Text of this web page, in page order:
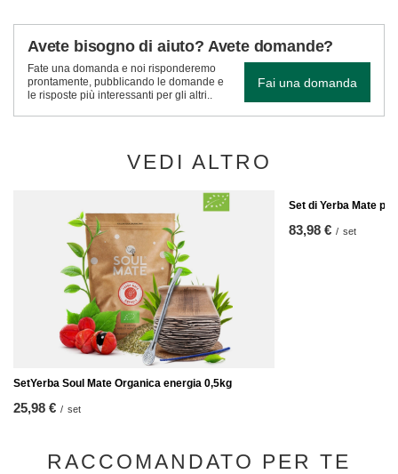
Avete bisogno di aiuto? Avete domande?
Fate una domanda e noi risponderemo
prontamente, pubblicando le domande e
le risposte più interessanti per gli altri..
Fai una domanda
VEDI ALTRO
SetYerba Soul Mate Organica energia 0,5kg
25,98 € / set
Set di Yerba Mate
83,98 € / set
RACCOMANDATO PER TE